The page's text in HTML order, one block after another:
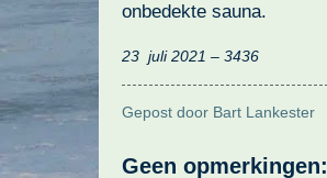
onbedekte sauna.
23 juli 2021 – 3436
Gepost door Bart Lankester
Geen opmerkingen: